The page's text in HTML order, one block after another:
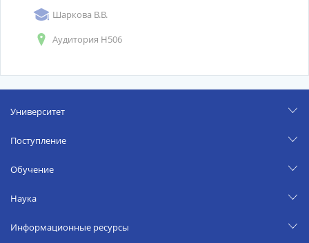
Шаркова В.В.
Аудитория Н506
Университет
Поступление
Обучение
Наука
Информационные ресурсы